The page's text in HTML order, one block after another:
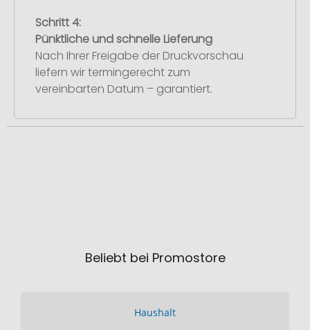
Schritt 4:
Pünktliche und schnelle Lieferung
Nach Ihrer Freigabe der Druckvorschau
liefern wir termingerecht zum
vereinbarten Datum – garantiert.
Beliebt bei Promostore
Haushalt